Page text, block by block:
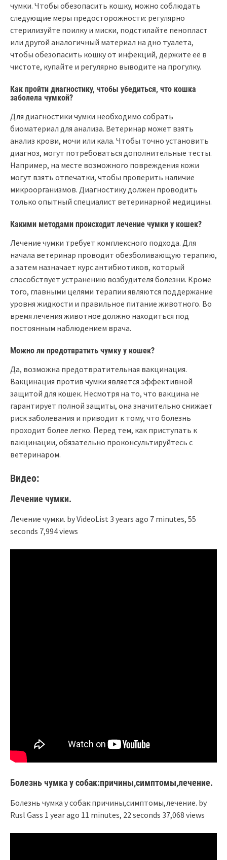
чумки. Чтобы обезопасить кошку, можно соблюдать
следующие меры предосторожности: регулярно
стерилизуйте поилку и миски, подстилайте пенопласт
или другой аналогичный материал на дно туалета,
чтобы обезопасить кошку от инфекций, держите её в
чистоте, купайте и регулярно выводите на прогулку.
Как пройти диагностику, чтобы убедиться, что кошка
заболела чумкой?
Для диагностики чумки необходимо собрать
биоматериал для анализа. Ветеринар может взять
анализ крови, мочи или кала. Чтобы точно установить
диагноз, могут потребоваться дополнительные тесты.
Например, на месте возможного повреждения кожи
могут взять отпечатки, чтобы проверить наличие
микроорганизмов. Диагностику должен проводить
только опытный специалист ветеринарной медицины.
Какими методами происходит лечение чумки у кошек?
Лечение чумки требует комплексного подхода. Для
начала ветеринар проводит обезболивающую терапию,
а затем назначает курс антибиотиков, который
способствует устранению возбудителя болезни. Кроме
того, главными целями терапии являются поддержание
уровня жидкости и правильное питание животного. Во
время лечения животное должно находиться под
постоянным наблюдением врача.
Можно ли предотвратить чумку у кошек?
Да, возможна предотвратительная вакцинация.
Вакцинация против чумки является эффективной
защитой для кошек. Несмотря на то, что вакцина не
гарантирует полной защиты, она значительно снижает
риск заболевания и приводит к тому, что болезнь
проходит более легко. Перед тем, как приступать к
вакцинации, обязательно проконсультируйтесь с
ветеринаром.
Видео:
Лечение чумки.
Лечение чумки. by VideoList 3 years ago 7 minutes, 55
seconds 7,994 views
Болезнь чумка у собак:причины,симптомы,лечение.
Болезнь чумка у собак:причины,симптомы,лечение. by
Rusl Gass 1 year ago 11 minutes, 22 seconds 37,068 views